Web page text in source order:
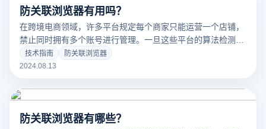
防关联浏览器有用吗？
在跨境电商领域，许多平台规定每个商家只能运营一个店铺，
禁止同时拥有多个账号进行管理。一旦这些平台的算法检测到
账号关联，可能会导致新账号的所有listing被强制下架，或者
直接封禁账号。被封号后，商家之前的努力将变得毫无意义。
免受关联检测的影响。
技术指南
防关联浏览器
2024.08.13
防关联浏览器有哪些？